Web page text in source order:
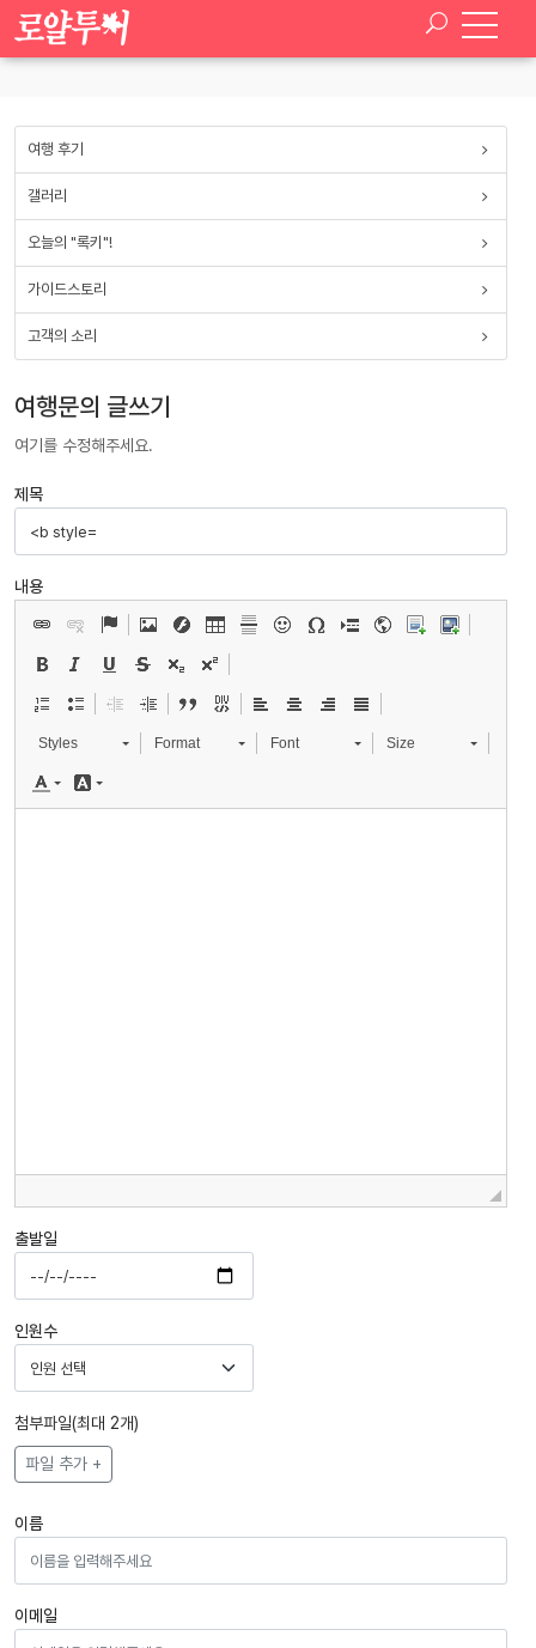
SELECT * FROM paran_board_setup WHERE board_type ='tour_qna'
여행 후기
갤러리
오늘의 "록키"!
가이드스토리
고객의 소리
여행문의 글쓰기
여기를 수정해주세요.
제목
내용
Styles Format Font Size
출발일
인원수
첨부파일(최대 2개)
파일 추가 +
이름
이메일